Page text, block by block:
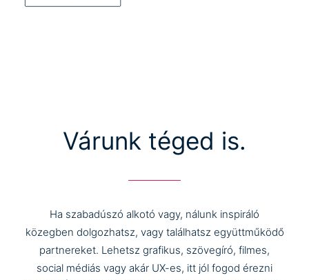
Várunk téged is.
Ha szabadúszó alkotó vagy, nálunk inspiráló
közegben dolgozhatsz, vagy találhatsz együttműködő
partnereket. Lehetsz grafikus, szövegíró, filmes,
social médiás vagy akár UX-es, itt jól fogod érezni